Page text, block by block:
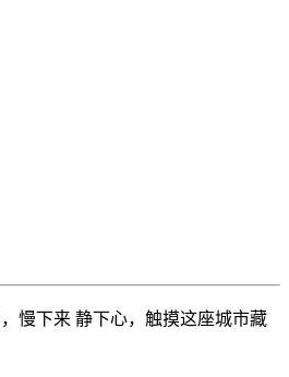
慢下来 静下心，触摸这座城市藏